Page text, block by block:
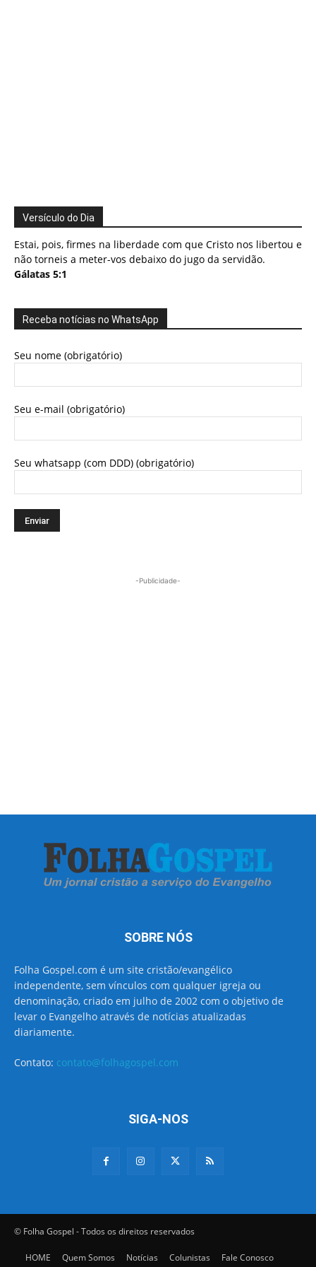
Versículo do Dia
Estai, pois, firmes na liberdade com que Cristo nos libertou e
não torneis a meter-vos debaixo do jugo da servidão.
Gálatas 5:1
Receba notícias no WhatsApp
Seu nome (obrigatório)
Seu e-mail (obrigatório)
Seu whatsapp (com DDD) (obrigatório)
-Publicidade-
SOBRE NÓS
Folha Gospel.com é um site cristão/evangélico
independente, sem vínculos com qualquer igreja ou
denominação, criado em julho de 2002 com o objetivo de
levar o Evangelho através de notícias atualizadas
diariamente.
Contato: contato@folhagospel.com
SIGA-NOS
© Folha Gospel - Todos os direitos reservados
HOME Quem Somos Notícias Colunistas
Fale Conosco